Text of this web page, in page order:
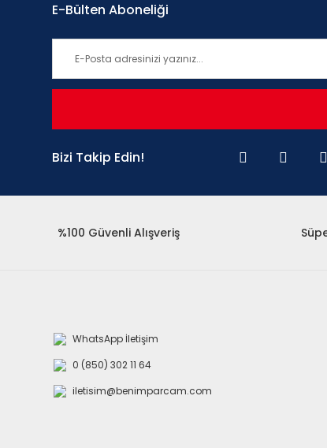
E-Bülten Aboneliği
Bizi Takip Edin!
%100 Güvenli Alışveriş
WhatsApp İletişim
0 (850) 302 11 64
iletisim@benimparcam.com